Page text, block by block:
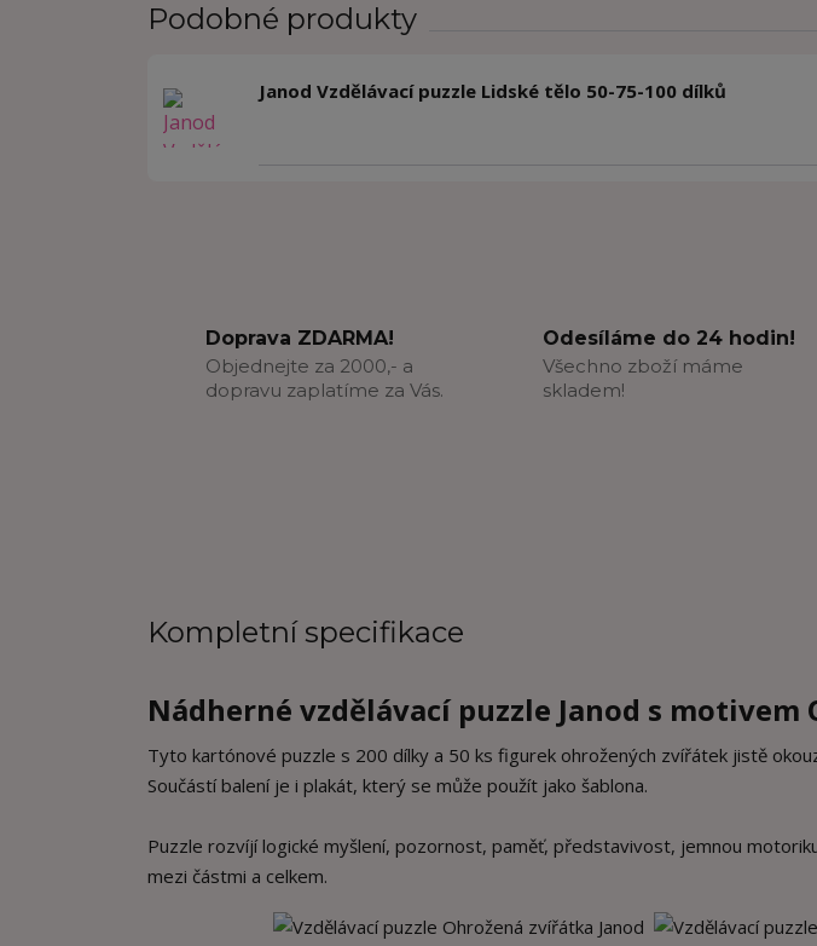
Podobné produkty
Janod Vzdělávací puzzle Lidské tělo 50-75-100 dílků
Doprava ZDARMA!
Objednejte za 2000,- a
dopravu zaplatíme za Vás.
Odesíláme do 24 hodin!
Všechno zboží máme
skladem!
Kompletní specifikace
Nádherné vzdělávací puzzle Janod s motivem
Tyto kartónové puzzle s 200 dílky a 50 ks figurek ohrožených zvířátek jistě
Součástí balení je i plakát, který se může použít jako šablona.
Puzzle rozvíjí logické myšlení, pozornost, paměť, představivost, jemnou
mezi částmi a celkem.